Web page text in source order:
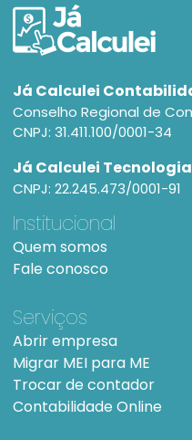
Já Calculei
Conselho Regional de
CNPJ: 31.411.100/0001-34
Já Calculei
CNPJ: 22.245.473/0001-91
Institucional
Quem somos
Fale conosco
Serviços
Abrir empresa
Migrar MEI para ME
Trocar de contador
Contabilidade Online